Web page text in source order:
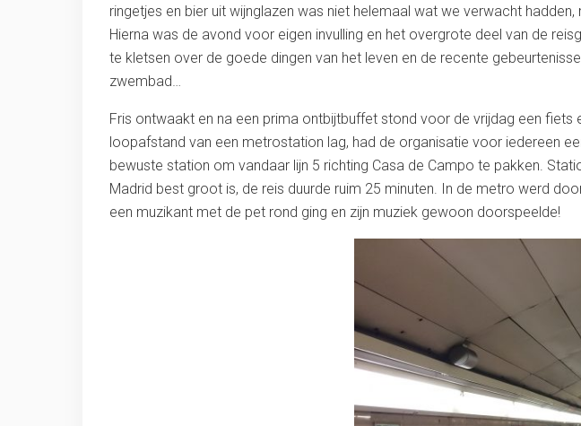
ringetjes en bier uit wijnglazen was niet helemaal wat we verwacht
Hierna was de avond voor eigen invulling en het overgrote deel van de
te kletsen over de goede dingen van het leven en de recente
zwembad…
Fris ontwaakt en na een prima ontbijtbuffet stond voor de vrijdag een
loopafstand van een metrostation lag, had de organisatie voor iedereen
bewuste station om vandaar lijn 5 richting Casa de Campo te pakken.
Madrid best groot is, de reis duurde ruim 25 minuten. In de metro werd
een muzikant met de pet rond ging en zijn muziek gewoon doorspeelde!